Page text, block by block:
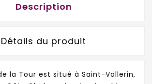
Description
Détails du produit
la Tour est situé à Saint-Vallerin,